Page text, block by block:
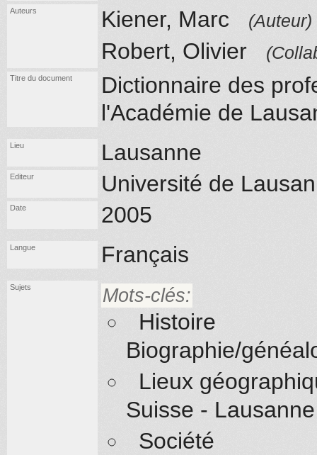
Auteurs Kiener, Marc (Auteur)
Robert, Olivier
Titre du document
Dictionnaire des
l'Académie de
Lieu Lausanne
Editeur Université de
Date 2005
Langue Français
Sujets Mots-clés:
Histoire
Biographie/
Lieux
Suisse - Lausanne
Société